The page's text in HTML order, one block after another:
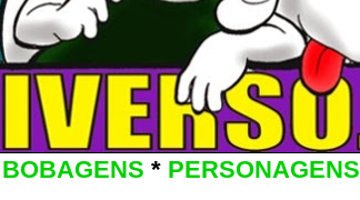
BOBAGENS * PERSONAGENS